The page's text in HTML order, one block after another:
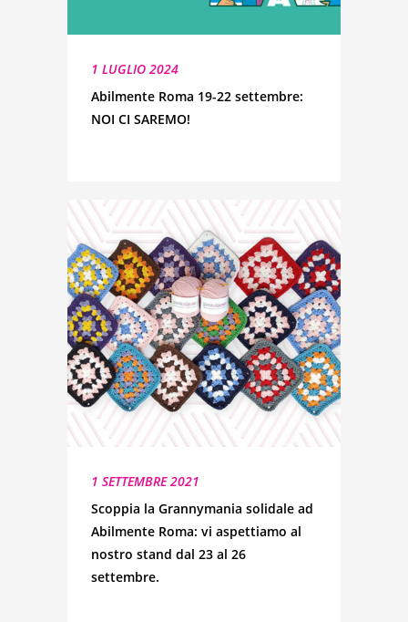
1 LUGLIO 2024
Abilmente Roma 19-22 settembre:
NOI CI SAREMO!
1 SETTEMBRE 2021
Scoppia la Grannymania solidale ad
Abilmente Roma: vi aspettiamo al
nostro stand dal 23 al 26
settembre.